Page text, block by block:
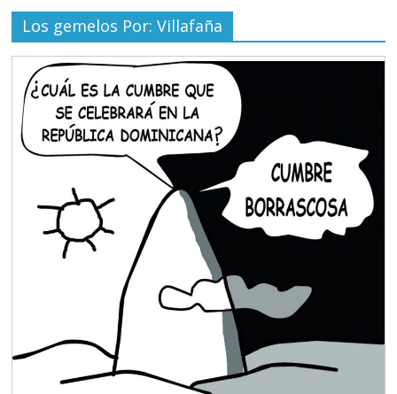
Los gemelos Por: Villafaña